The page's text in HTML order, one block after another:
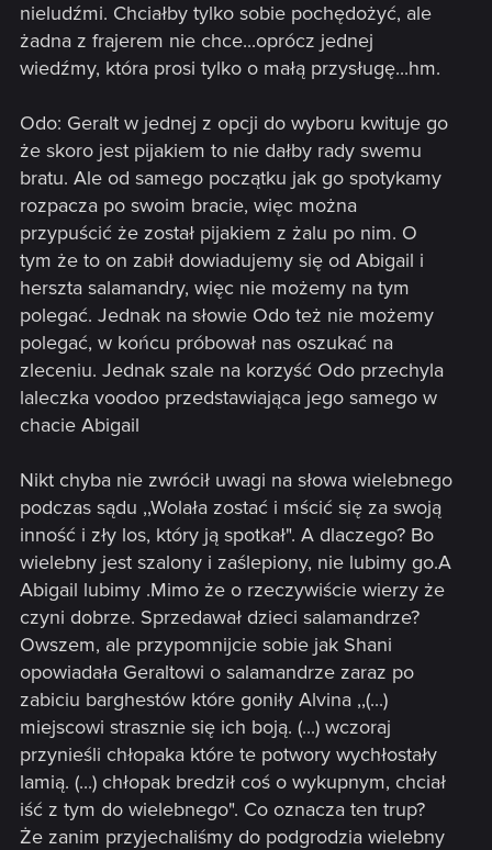
nieludźmi. Chciałby tylko sobie pochędożyć, ale
żadna z frajerem nie chce...oprócz jednej
wiedźmy, która prosi tylko o małą przysługę...hm.
Odo: Geralt w jednej z opcji do wyboru kwituje go
że skoro jest pijakiem to nie dałby rady swemu
bratu. Ale od samego początku jak go spotykamy
rozpacza po swoim bracie, więc można
przypuścić że został pijakiem z żalu po nim. O
tym że to on zabił dowiadujemy się od Abigail i
herszta salamandry, więc nie możemy na tym
polegać. Jednak na słowie Odo też nie możemy
polegać, w końcu próbował nas oszukać na
zleceniu. Jednak szale na korzyść Odo przechyla
laleczka voodoo przedstawiająca jego samego w
chacie Abigail
Nikt chyba nie zwrócił uwagi na słowa wielebnego
podczas sądu ,,Wolała zostać i mścić się za swoją
inność i zły los, który ją spotkał". A dlaczego? Bo
wielebny jest szalony i zaślepiony, nie lubimy go.A
Abigail lubimy .Mimo że o rzeczywiście wierzy że
czyni dobrze. Sprzedawał dzieci salamandrze?
Owszem, ale przypomnijcie sobie jak Shani
opowiadała Geraltowi o salamandrze zaraz po
zabiciu barghestów które goniły Alvina ,,(...)
miejscowi strasznie się ich boją. (...) wczoraj
przynieśli chłopaka które te potwory wychłostały
lamią. (...) chłopak bredził coś o wykupnym, chciał
iść z tym do wielebnego". Co oznacza ten trup?
Że zanim przyjechaliśmy do podgrodzia wielebny